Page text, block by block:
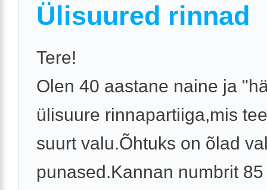
Ülisuured rinnad
Tere!
Olen 40 aastane naine ja
ülisuure rinnapartiiga,mis
suurt valu.Õhtuks on õlad
punased.Kannan numbrit